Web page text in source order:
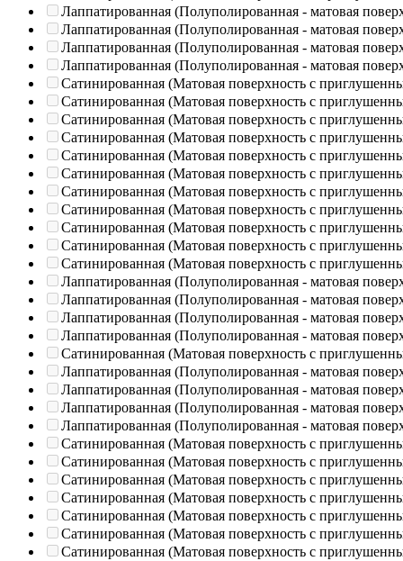
Лаппатированная (Полуполированная - матовая
Лаппатированная (Полуполированная - матовая
Лаппатированная (Полуполированная - матовая
Лаппатированная (Полуполированная - матовая
Сатинированная (Матовая поверхность с
Сатинированная (Матовая поверхность с
Сатинированная (Матовая поверхность с
Сатинированная (Матовая поверхность с
Сатинированная (Матовая поверхность с
Сатинированная (Матовая поверхность с
Сатинированная (Матовая поверхность с
Сатинированная (Матовая поверхность с
Сатинированная (Матовая поверхность с
Сатинированная (Матовая поверхность с
Сатинированная (Матовая поверхность с
Лаппатированная (Полуполированная - матовая
Лаппатированная (Полуполированная - матовая
Лаппатированная (Полуполированная - матовая
Лаппатированная (Полуполированная - матовая
Сатинированная (Матовая поверхность с
Лаппатированная (Полуполированная - матовая
Лаппатированная (Полуполированная - матовая
Лаппатированная (Полуполированная - матовая
Лаппатированная (Полуполированная - матовая
Сатинированная (Матовая поверхность с
Сатинированная (Матовая поверхность с
Сатинированная (Матовая поверхность с
Сатинированная (Матовая поверхность с
Сатинированная (Матовая поверхность с
Сатинированная (Матовая поверхность с
Сатинированная (Матовая поверхность с